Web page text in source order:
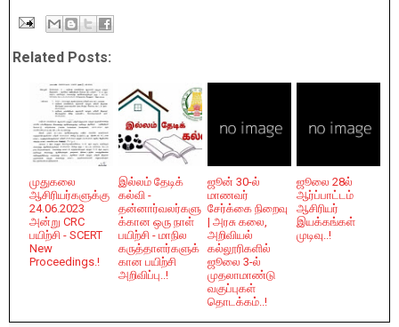
Related Posts:
முதுகலை
ஆசிரியர்களுக்கு
24.06.2023
அன்று CRC
பயிற்சி - SCERT
New
Proceedings.!
இல்லம் தேடிக்
கல்வி -
தன்னார்வலர்களு
க்கான ஒரு நாள்
பயிற்சி - மாநில
கருத்தாளர்களுக்
கான பயிற்சி
அறிவிப்பு..!
ஜூன் 30-ல்
மாணவர்
சேர்க்கை நிறைவு
| அரசு கலை,
அறிவியல்
கல்லூரிகளில்
ஜூலை 3-ல்
முதலாமாண்டு
வகுப்புகள்
தொடக்கம்..!
ஜூலை 28ல்
ஆர்ப்பாட்டம்
ஆசிரியர்
இயக்கங்கள்
முடிவு..!